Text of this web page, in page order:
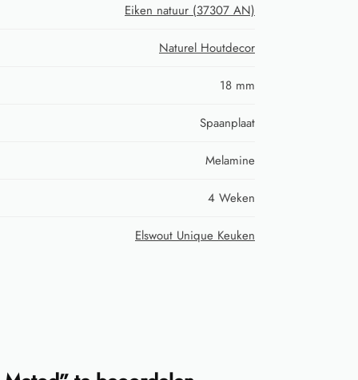
Eiken natuur (37307 AN)
Naturel Houtdecor
18 mm
Spaanplaat
Melamine
4 Weken
Elswout Unique Keuken